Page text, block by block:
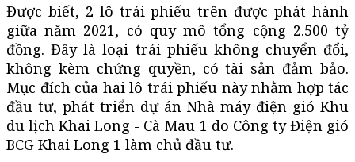
Được biết, 2 lô trái phiếu trên được phát hành
giữa năm 2021, có quy mô tổng cộng 2.500 tỷ
đồng. Đây là loại trái phiếu không chuyển đổi,
không kèm chứng quyền, có tài sản đảm bảo.
Mục đích của hai lô trái phiếu này nhằm hợp tác
đầu tư, phát triển dự án Nhà máy điện gió Khu
du lịch Khai Long - Cà Mau 1 do Công ty Điện gió
BCG Khai Long 1 làm chủ đầu tư.